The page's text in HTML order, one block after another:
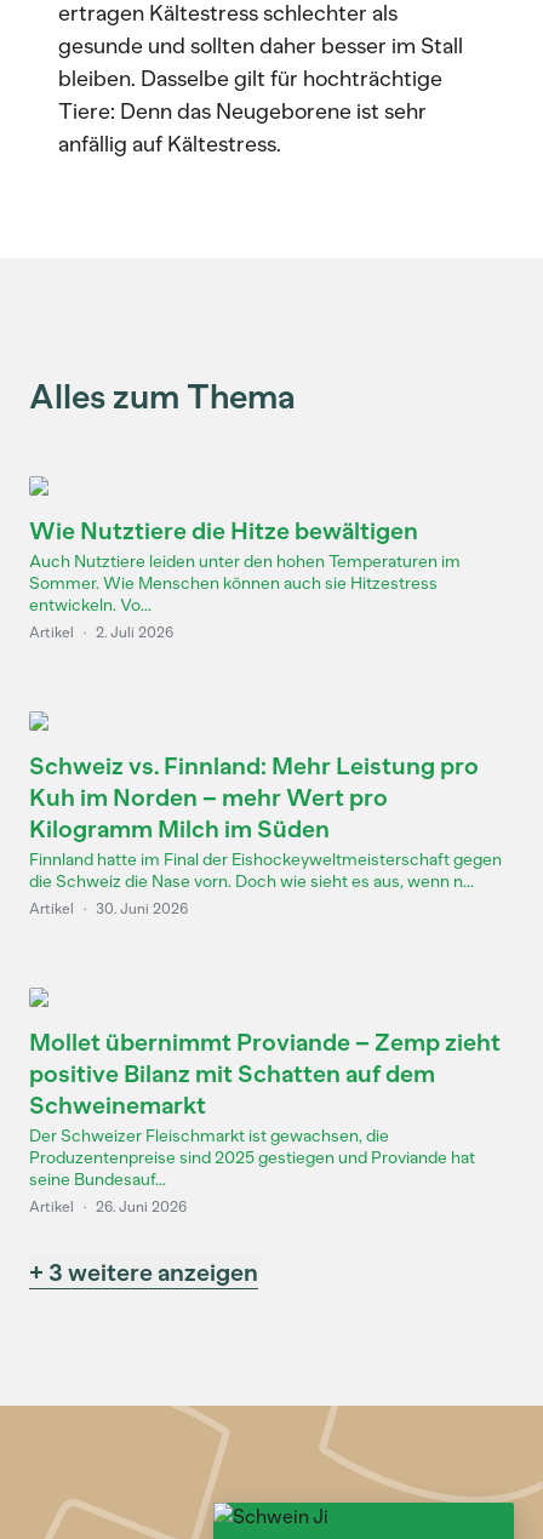
ertragen Kältestress schlechter als
gesunde und sollten daher besser im Stall
bleiben. Dasselbe gilt für hochträchtige
Tiere: Denn das Neugeborene ist sehr
anfällig auf Kältestress.
Alles zum Thema
Wie Nutztiere die Hitze bewältigen
Auch Nutztiere leiden unter den hohen Temperaturen im
Sommer. Wie Menschen können auch sie Hitzestress
entwickeln. Vo...
Artikel · 2. Juli 2026
Schweiz vs. Finnland: Mehr Leistung pro
Kuh im Norden – mehr Wert pro
Kilogramm Milch im Süden
Finnland hatte im Final der Eishockeyweltmeisterschaft gegen
die Schweiz die Nase vorn. Doch wie sieht es aus, wenn n...
Artikel · 30. Juni 2026
Mollet übernimmt Proviande – Zemp zieht
positive Bilanz mit Schatten auf dem
Schweinemarkt
Der Schweizer Fleischmarkt ist gewachsen, die
Produzentenpreise sind 2025 gestiegen und Proviande hat
seine Bundesauf...
Artikel · 26. Juni 2026
+ 3 weitere anzeigen